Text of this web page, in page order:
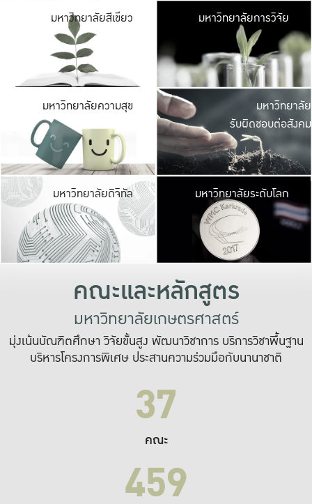
มหาวิทยาลัยสีเขียว มหาวิ
มีพื้นที่เขียวสดใส
เป็นป่าในเมือง เกษต
มหาวิทยาลัยการวิจัย
มหาวิทยาลัยความสุข มหาวิ
ค
เปิดประ
และพบเรื่องราวใ
มหาวิทยาลัย
รับผิดชอบต่อสังคม
มหาวิทยาลัยดิจิทัล มหาวิ
เปลี่ยนแปลง แล
เพื่อทำง
ระบบสารสนเทศ
มหาวิทยาลัยระดับโลก
คณะและหลักสูตร
มหาวิทยาลัยเกษตรศาสตร์
มุ่งเน้นบัณฑิตศึกษา วิจัยขั้นสูง พัฒนาวิชาการ บริการวิชาพื้นฐาน
บริหารโครงการพิเศษ ประสานความร่วมมือกับนานาชาติ
37
คณะ
459